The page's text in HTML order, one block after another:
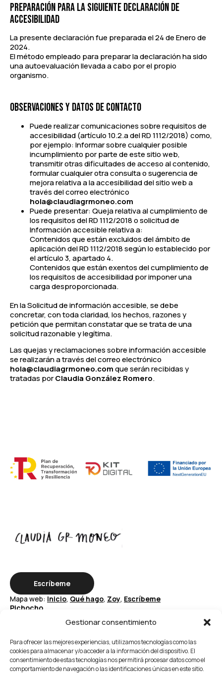
Gestionar consentimiento
Para ofrecer las mejores experiencias, utilizamos tecnologías como las
cookies para almacenar y/o acceder a la información del dispositivo. El
consentimiento de estas tecnologías nos permitirá procesar datos como el
comportamiento de navegación o las identificaciones únicas en este sitio.
PREPARACIÓN PARA LA SIGUIENTE DECLARACIÓN DE
ACCESIBILIDAD
La presente declaración fue preparada el 24 de Enero de
2024.
El método empleado para preparar la declaración ha sido
una autoevaluación llevada a cabo por el propio
organismo.
OBSERVACIONES Y DATOS DE CONTACTO
Puede realizar comunicaciones sobre requisitos de
accesibilidad (artículo 10.2.a del RD 1112/2018) como,
por ejemplo: Informar sobre cualquier posible
incumplimiento por parte de este sitio web,
transmitir otras dificultades de acceso al contenido,
formular cualquier otra consulta o sugerencia de
mejora relativa a la accesibilidad del sitio web a
través del correo electrónico
hola@claudiagrmoneo.com
Puede presentar: Queja relativa al cumplimiento de
los requisitos del RD 1112/2018 o solicitud de
Información accesible relativa a:
Contenidos que están excluidos del ámbito de
aplicación del RD 1112/2018 según lo establecido por
el artículo 3, apartado 4.
Contenidos que están exentos del cumplimiento de
los requisitos de accesibilidad por imponer una
carga desproporcionada.
En la Solicitud de información accesible, se debe
concretar, con toda claridad, los hechos, razones y
petición que permitan constatar que se trata de una
solicitud razonable y legítima.
Las quejas y reclamaciones sobre información accesible
se realizarán a través del correo electrónico
hola@claudiagrmoneo.comque serán recibidas y
tratadas porClaudia González Romero.
Escríbeme
Mapa web: Inicio, Qué hago, Zoy, Escríbeme
Pichocho
Periodista, ilustradora y comunicadora.
De Jerez de la Frontera